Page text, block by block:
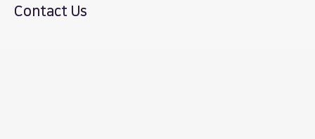
Contact Us